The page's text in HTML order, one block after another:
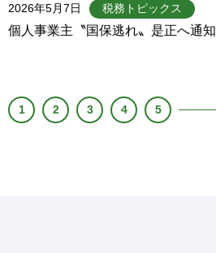
2026年5月7日 税務トピックス
個人事業主〝国保逃れ〟是正へ通知
1 2 3 4 5